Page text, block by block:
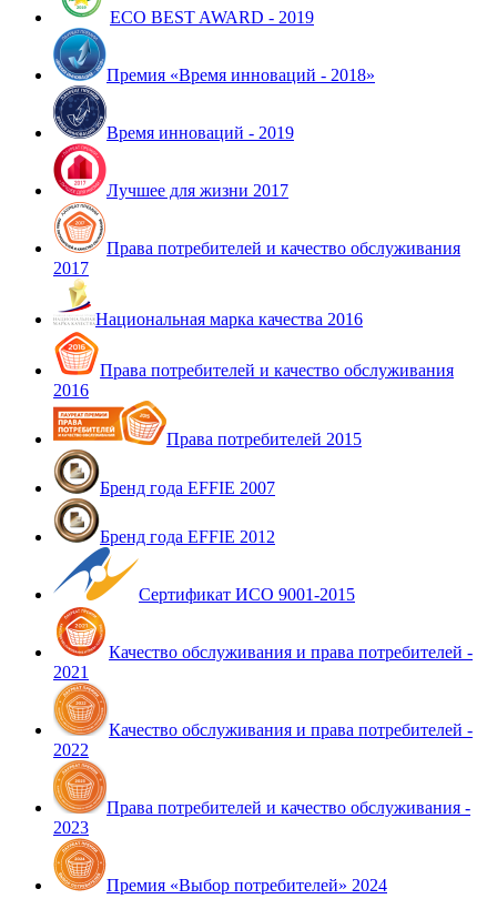
ECO BEST AWARD - 2019
Премия «Время инноваций - 2018»
Время инноваций - 2019
Лучшее для жизни 2017
Права потребителей и качество обслуживания
2017
Национальная марка качества 2016
Права потребителей и качество обслуживания
2016
Права потребителей 2015
Бренд года EFFIE 2007
Бренд года EFFIE 2012
Сертификат ИСО 9001-2015
Качество обслуживания и права потребителей -
2021
Качество обслуживания и права потребителей -
2022
Права потребителей и качество обслуживания -
2023
Премия «Выбор потребителей» 2024